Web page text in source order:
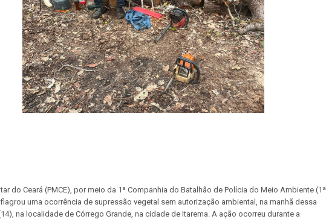
do Ceará (PMCE), por meio da 1ª Companhia do Batalhão de Polícia do Meio Ambiente (1ª
uma ocorrência de supressão vegetal sem autorização ambiental, na manhã dessa
na localidade de Córrego Grande, na cidade de Itarema. A ação ocorreu durante a